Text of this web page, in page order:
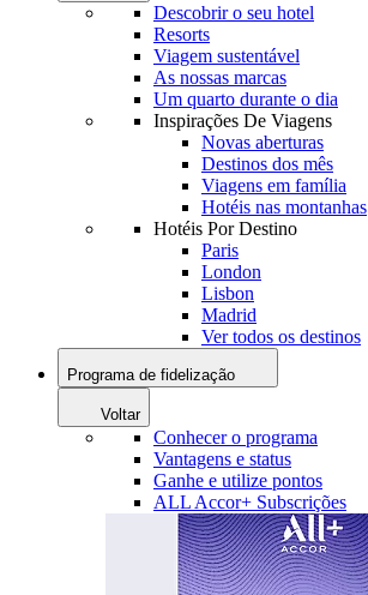
Descobrir o seu hotel
Resorts
Viagem sustentável
As nossas marcas
Um quarto durante o dia
Inspirações De Viagens
Novas aberturas
Destinos dos mês
Viagens em família
Hotéis nas montanhas
Hotéis Por Destino
Paris
London
Lisbon
Madrid
Ver todos os destinos
Programa de fidelização
Voltar
Conhecer o programa
Vantagens e status
Ganhe e utilize pontos
ALL Accor+ Subscrições